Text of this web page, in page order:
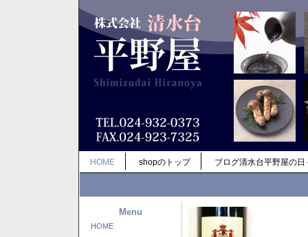
HOME shopのトップ ブログ清水台平野屋の日
Menu
HOME